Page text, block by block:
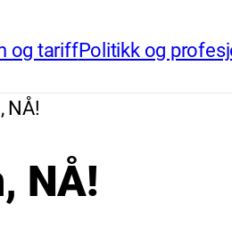
og tariffPolitikk og
NÅ!
NÅ!